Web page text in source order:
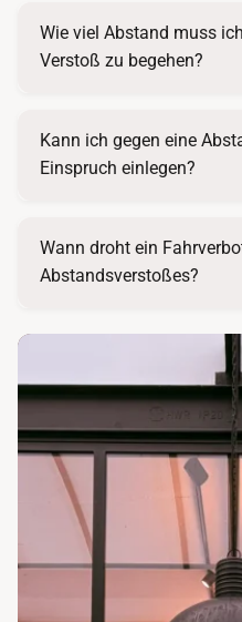
Wie viel Abstand muss
Verstoß zu begehen?
Kann ich gegen eine
Einspruch einlegen?
Wann droht ein
Abstandsverstoßes?